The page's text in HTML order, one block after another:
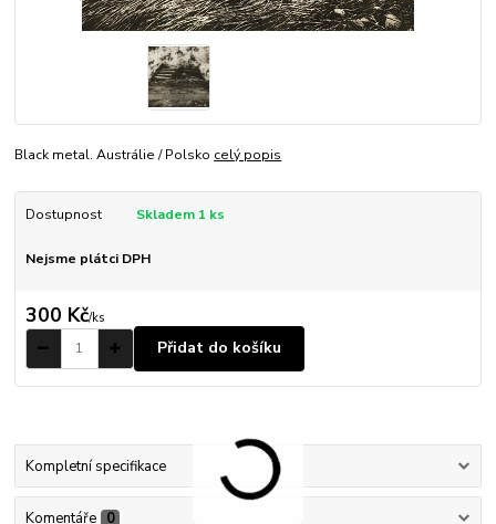
Black metal. Austrálie / Polsko celý popis
Dostupnost Skladem 1 ks
Nejsme plátci DPH
300 Kč/ks
Přidat do košíku
Kompletní specifikace
Komentáře 0